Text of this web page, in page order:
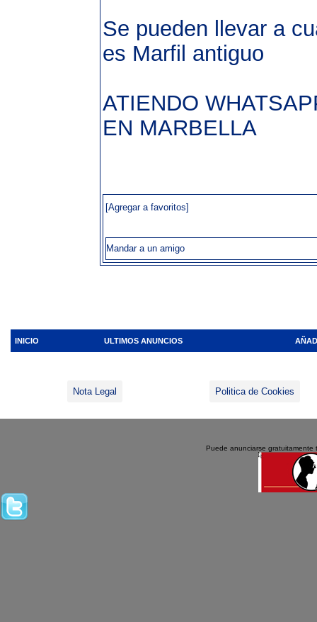
Se pueden llevar a
es Marfil antiguo
ATIENDO
EN MARBELLA
[Agregar a favoritos]
Mandar a un amigo
INICIO ULTIMOS ANUNCIOS
Nota Legal Politica de Cookies
Puede anunciarse